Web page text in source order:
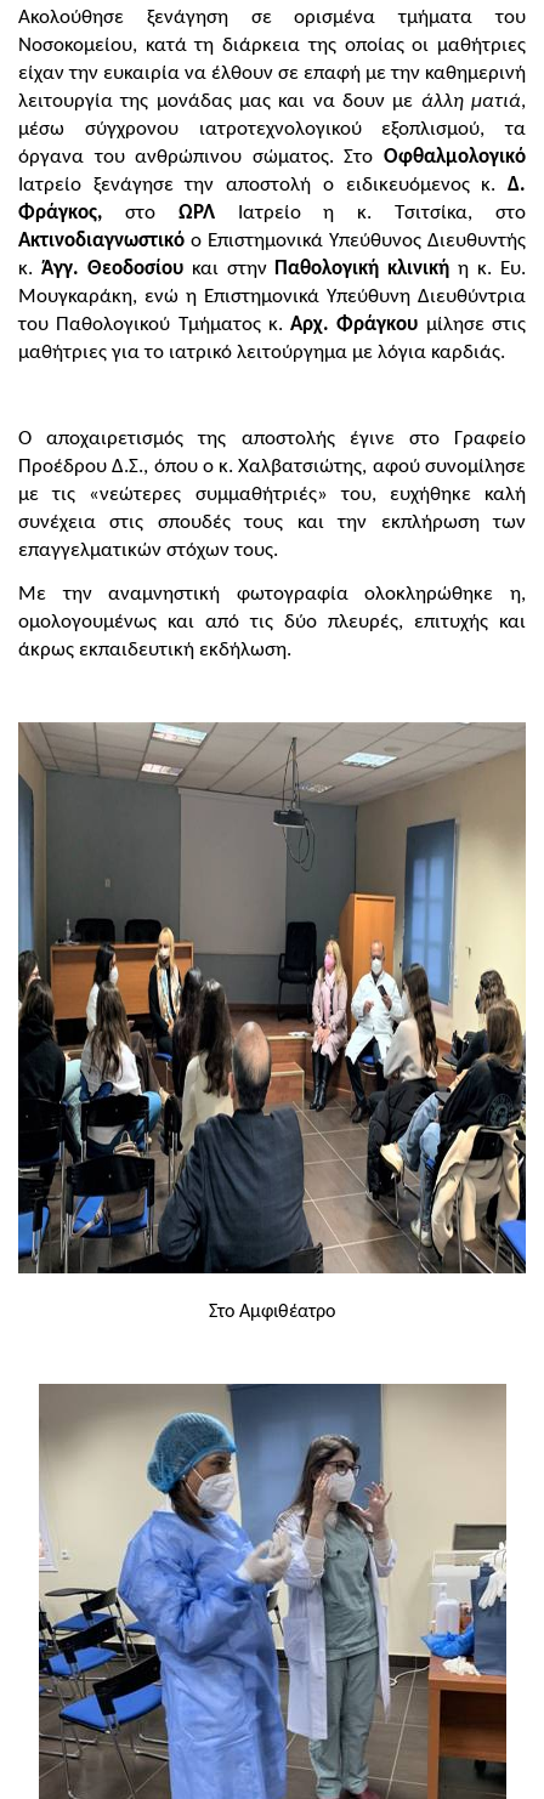
Ακολούθησε ξενάγηση σε ορισμένα τμήματα του
Νοσοκομείου, κατά τη διάρκεια της οποίας οι μαθήτριες
είχαν την ευκαιρία να έλθουν σε επαφή με την καθημερινή
λειτουργία της μονάδας μας και να δουν με άλλη ματιά,
μέσω σύγχρονου ιατροτεχνολογικού εξοπλισμού, τα
όργανα του ανθρώπινου σώματος. Στο Οφθαλμολογικό
Ιατρείο ξενάγησε την αποστολή ο ειδικευόμενος κ. Δ.
Φράγκος, στο ΩΡΛΙατρείο η κ. Τσιτσίκα, στο
Ακτινοδιαγνωστικό ο Επιστημονικά Υπεύθυνος Διευθυντής
κ. Άγγ. Θεοδοσίουκαι στην Παθολογική κλινική η κ. Ευ.
Μουγκαράκη, ενώ η Επιστημονικά Υπεύθυνη Διευθύντρια
του Παθολογικού Τμήματος κ.Αρχ. Φράγκου μίλησε στις
μαθήτριες για το ιατρικό λειτούργημα με λόγια καρδιάς.
Ο αποχαιρετισμός της αποστολής έγινε στο Γραφείο
Προέδρου Δ.Σ., όπου ο κ. Χαλβατσιώτης, αφού συνομίλησε
με τις «νεώτερες συμμαθήτριές» του, ευχήθηκε καλή
συνέχεια στις σπουδές τους και την εκπλήρωση των
επαγγελματικών στόχων τους.
Με την αναμνηστική φωτογραφία ολοκληρώθηκε η,
ομολογουμένως και από τις δύο πλευρές, επιτυχής και
άκρως εκπαιδευτική εκδήλωση.
Στο Αμφιθέατρο